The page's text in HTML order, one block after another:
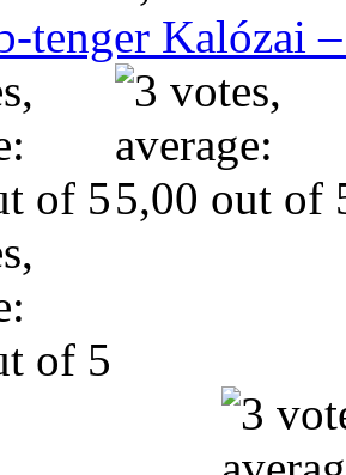
tenger Kalózai